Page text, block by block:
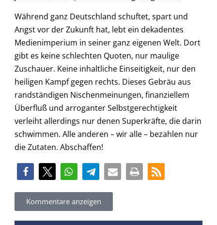
Während ganz Deutschland schuftet, spart und
Angst vor der Zukunft hat, lebt ein dekadentes
Medienimperium in seiner ganz eigenen Welt. Dort
gibt es keine schlechten Quoten, nur maulige
Zuschauer. Keine inhaltliche Einseitigkeit, nur den
heiligen Kampf gegen rechts. Dieses Gebräu aus
randständigen Nischenmeinungen, finanziellem
Überfluß und arroganter Selbstgerechtigkeit
verleiht allerdings nur denen Superkräfte, die darin
schwimmen. Alle anderen – wir alle – bezahlen nur
die Zutaten. Abschaffen!
Kommentare anzeigen